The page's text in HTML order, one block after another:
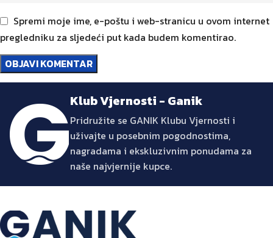
Spremi moje ime, e-poštu i web-stranicu u ovom internet
pregledniku za sljedeći put kada budem komentirao.
Klub Vjernosti - Ganik
Pridružite se GANIK Klubu Vjernosti i
uživajte u posebnim pogodnostima,
nagradama i ekskluzivnim ponudama za
naše najvjernije kupce.